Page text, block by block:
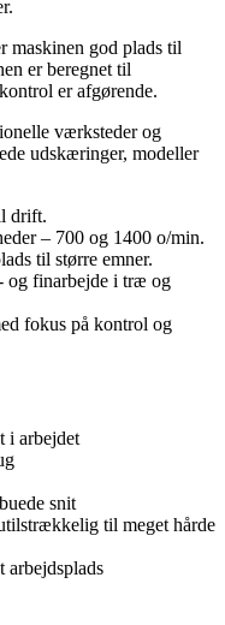
maskinen god plads til
er beregnet til
er afgørende.
værksteder og
udskæringer, modeller
drift.
– 700 og 1400 o/min.
til større emner.
og finarbejde i træ og
fokus på kontrol og
i arbejdet
snit
til meget hårde